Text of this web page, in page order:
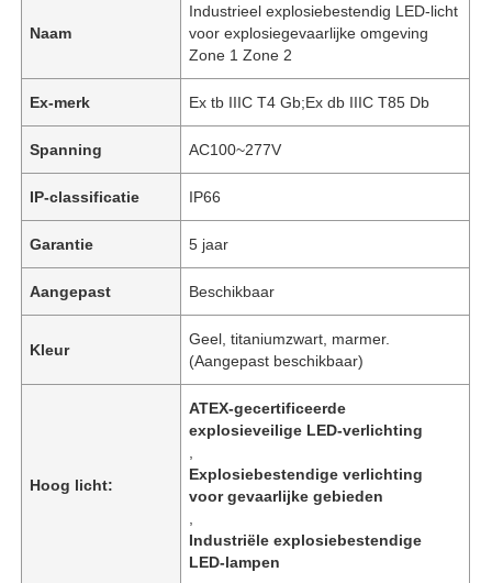
Naam
Industrieel explosiebestendig LED-licht
voor explosiegevaarlijke omgeving
Zone 1 Zone 2
Ex-merk Ex tb IIIC T4 Gb;Ex db IIIC T85 Db
Spanning AC100~277V
IP-classificatie IP66
Garantie 5 jaar
Aangepast Beschikbaar
Kleur
Geel, titaniumzwart, marmer.
(Aangepast beschikbaar)
Hoog licht:
ATEX-gecertificeerde
explosieveilige LED-verlichting
Explosiebestendige verlichting
voor gevaarlijke gebieden
Industriële explosiebestendige
LED-lampen